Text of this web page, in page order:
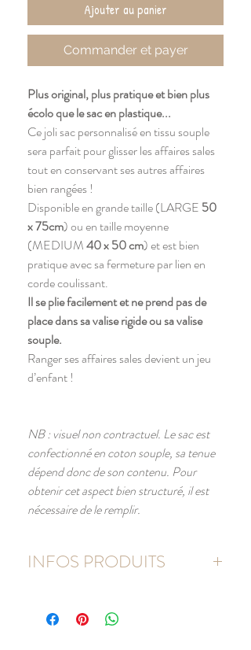
Ajouter au panier
Commander et payer
Plus original, plus pratique et bien plus
écolo que le sac en plastique...
Ce joli sac personnalisé en tissu souple
sera parfait pour glisser les affaires sales
tout en conservant ses autres affaires
bien rangées !
Disponible en grande taille (LARGE 50
x 75cm) ou en taille moyenne
(MEDIUM40 x 50cm) et est bien
pratique avec sa fermeture par lien en
corde coulissant.
Il se plie facilement et ne prend pas de
place dans sa valise rigide ou sa valise
souple.
Ranger ses affaires sales devient un jeu
d’enfant !
NB : visuel non contractuel. Le sac est
confectionné en coton souple, sa tenue
dépend donc de son contenu. Pour
obtenir cet aspect bien structuré, il est
nécessaire de le remplir.
INFOS PRODUITS
Dimensions du grand sac : 50 x 75 cm
Dimensions du sac médium : 40 x 50 cm